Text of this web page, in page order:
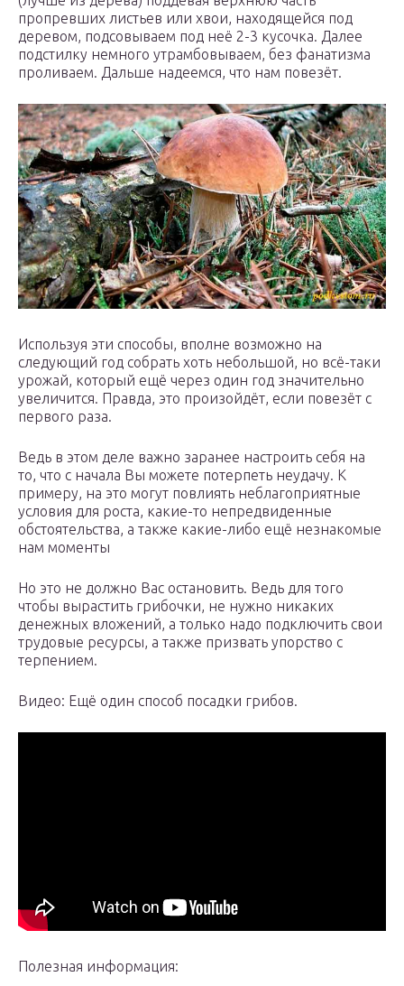
пропревших листьев или хвои, находящейся под
деревом, подсовываем под неё 2-3 кусочка. Далее
подстилку немного утрамбовываем, без фанатизма
проливаем. Дальше надеемся, что нам повезёт.
Используя эти способы, вполне возможно на
следующий год собрать хоть небольшой, но всё-таки
урожай, который ещё через один год значительно
увеличится. Правда, это произойдёт, если повезёт с
первого раза.
Ведь в этом деле важно заранее настроить себя на
то, что с начала Вы можете потерпеть неудачу. К
примеру, на это могут повлиять неблагоприятные
условия для роста, какие-то непредвиденные
обстоятельства, а также какие-либо ещё незнакомые
нам моменты
Но это не должно Вас остановить. Ведь для того
чтобы вырастить грибочки, не нужно никаких
денежных вложений, а только надо подключить свои
трудовые ресурсы, а также призвать упорство с
терпением.
Видео: Ещё один способ посадки грибов.
Полезная информация: